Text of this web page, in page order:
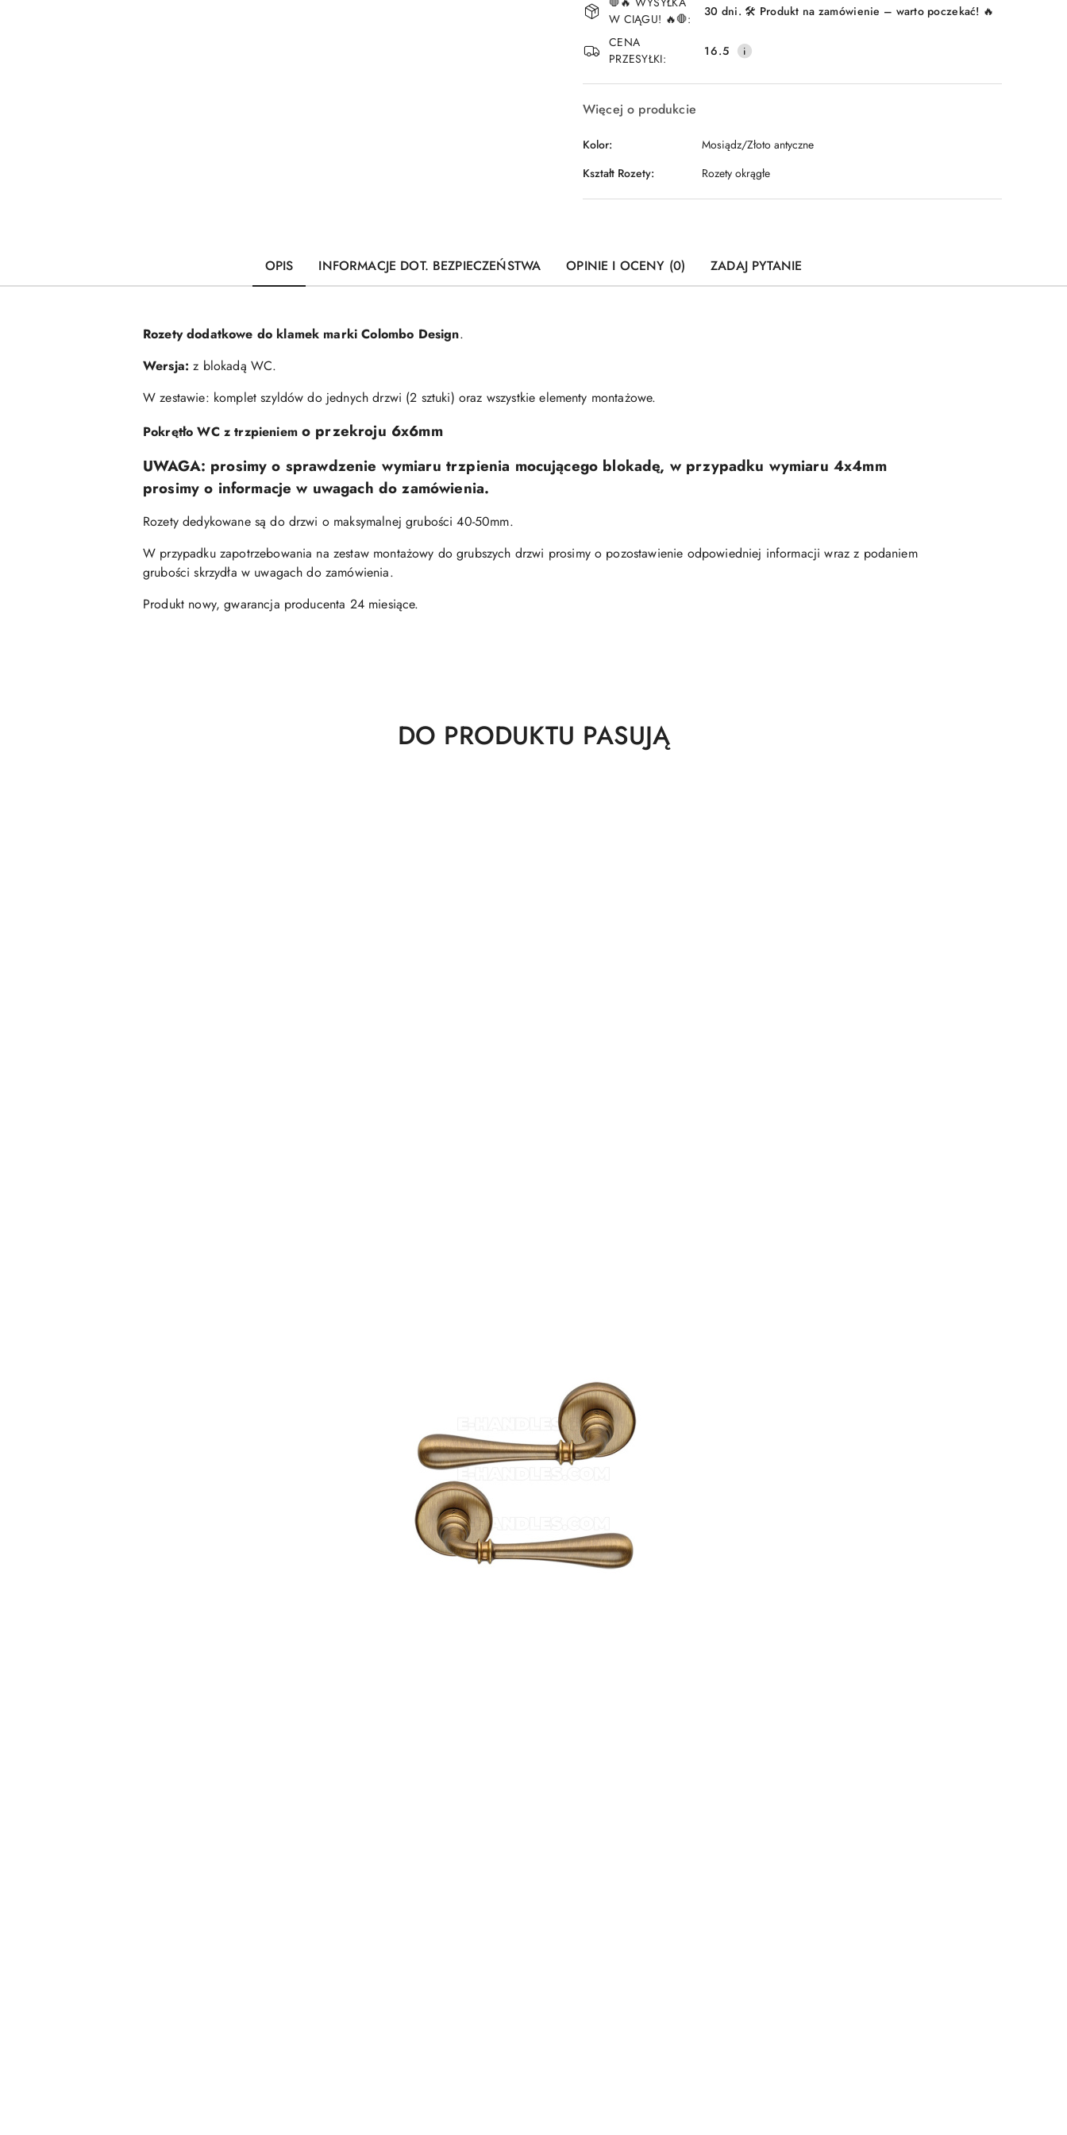
i
dostawa
W CIĄGU! 🔥🛑:
30 dni. 🛠️ Produkt na zamówienie – warto poczekać! 🔥
CENA
PRZESYŁKI:
16.5
Więcej o produkcie
Kolor:
Mosiądz/Złoto antyczne
Kształt Rozety:
Rozety okrągłe
OPIS INFORMACJE DOT. BEZPIECZEŃSTWA OPINIE I OCENY (0) ZADAJ PYTANIE
Rozety dodatkowe do klamek marki Colombo Design.
Wersja: z blokadą WC.
W zestawie: komplet szyldów do jednych drzwi (2 sztuki) oraz wszystkie elementy montażowe.
Pokrętło WC z trzpieniem o przekroju 6x6mm
UWAGA: prosimy o sprawdzenie wymiaru trzpienia mocującego blokadę, w przypadku wymiaru 4x4mm
prosimy o informacje w uwagach do zamówienia.
Rozety dedykowane są do drzwi o maksymalnej grubości40-50mm.
W przypadku zapotrzebowania na zestaw montażowy do grubszych drzwi prosimy o pozostawienie odpowiedniej informacji wraz z podaniem
grubości skrzydła w uwagach do zamówienia.
Produkt nowy, gwarancja producenta 24 miesiące.
Produkty
DO PRODUKTU PASUJĄ